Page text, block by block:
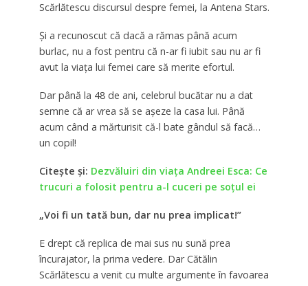
Scărlătescu discursul despre femei, la Antena Stars.
Şi a recunoscut că dacă a rămas până acum
burlac, nu a fost pentru că n-ar fi iubit sau nu ar fi
avut la viaţa lui femei care să merite efortul.
Dar până la 48 de ani, celebrul bucătar nu a dat
semne că ar vrea să se aşeze la casa lui. Până
acum când a mărturisit că-l bate gândul să facă…
un copil!
Citeşte şi: Dezvăluiri din viaţa Andreei Esca: Ce
trucuri a folosit pentru a-l cuceri pe soţul ei
„Voi fi un tată bun, dar nu prea implicat!”
E drept că replica de mai sus nu sună prea
încurajator, la prima vedere. Dar Cătălin
Scărlătescu a venit cu multe argumente în favoarea